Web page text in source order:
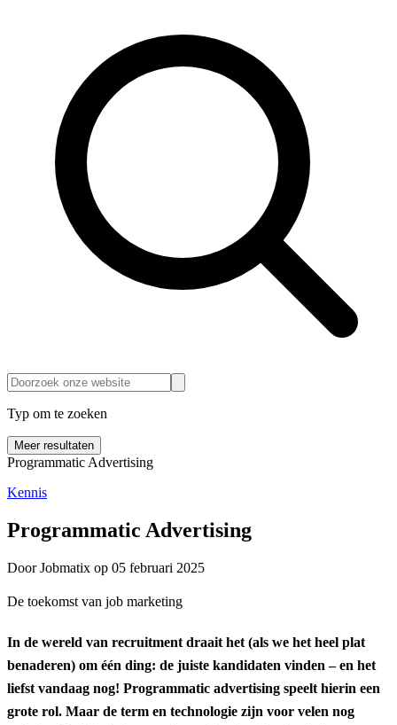
Typ om te zoeken
Meer resultaten
Programmatic Advertising
Kennis
Programmatic Advertising
Door Jobmatix op 05 februari 2025
De toekomst van job marketing
In de wereld van recruitment draait het (als we het heel plat
benaderen) om één ding: de juiste kandidaten vinden – en het
liefst vandaag nog! Programmatic advertising speelt hierin een
grote rol. Maar de term en technologie zijn voor velen nog